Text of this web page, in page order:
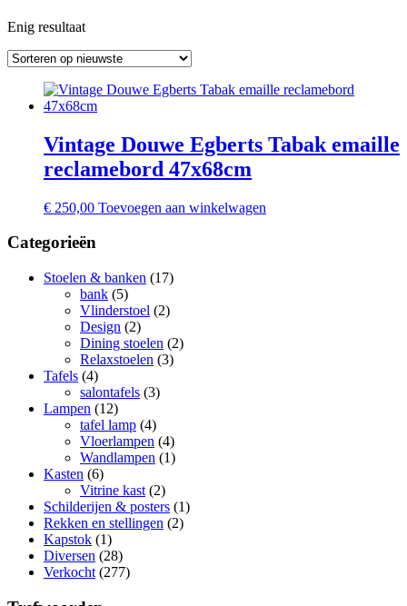
Enig resultaat
Vintage Douwe Egberts Tabak emaille
reclamebord 47x68cm
€ 250,00 Toevoegen aan winkelwagen
Categorieën
Stoelen & banken (17)
bank (5)
Vlinderstoel (2)
Design (2)
Dining stoelen (2)
Relaxstoelen (3)
Tafels (4)
salontafels (3)
Lampen (12)
tafel lamp (4)
Vloerlampen (4)
Wandlampen (1)
Kasten (6)
Vitrine kast (2)
Schilderijen & posters (1)
Rekken en stellingen (2)
Kapstok (1)
Diversen (28)
Verkocht (277)